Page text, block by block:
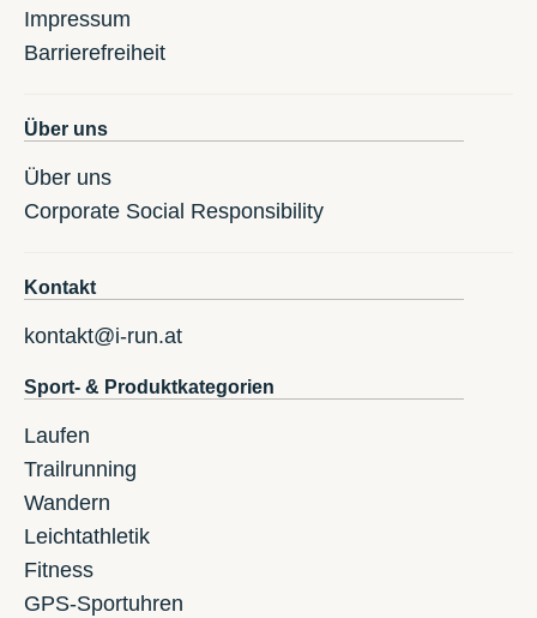
Impressum
Barrierefreiheit
Über uns
Über uns
Corporate Social Responsibility
Kontakt
kontakt@i-run.at
Sport- & Produktkategorien
Laufen
Trailrunning
Wandern
Leichtathletik
Fitness
GPS-Sportuhren